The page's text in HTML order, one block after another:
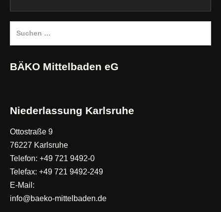
BÄKO Mittelbaden eG
Niederlassung Karlsruhe
Ottostraße 9
76227 Karlsruhe
Telefon: +49 721 9492-0
Telefax: +49 721 9492-249
E-Mail:
info@baeko-mittelbaden.de